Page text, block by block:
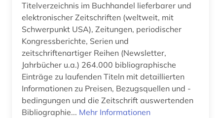
geistesgeschichte <1500 - 1800> (1)
geisteswissenschaften (7)
geistiges eigentum (1)
gender (1)
gender studies (1)
genealogie (1)
Titelverzeichnis im Buchhandel lieferbarer und
elektronischer Zeitschriften (weltweit, mit
Schwerpunkt USA), Zeitungen, periodischer
Kongressberichte, Serien und
zeitschriftenartiger Reihen (Newsletter,
Jahrbücher u.a.) 264.000 bibliographische
Einträge zu laufenden Titeln mit detaillierten
Informationen zu Preisen, Bezugsquellen und -
bedingungen und die Zeitschrift auswertenden
Bibliographie... Mehr Informationen